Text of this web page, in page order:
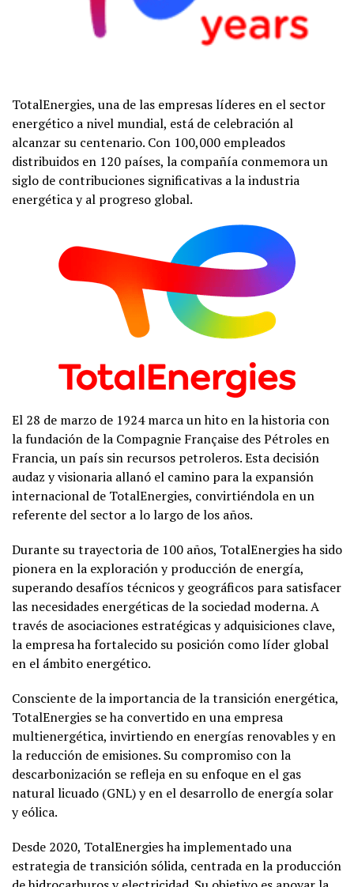
TotalEnergies, una de las empresas líderes en el sector
energético a nivel mundial, está de celebración al
alcanzar su centenario. Con 100,000 empleados
distribuidos en 120 países, la compañía conmemora un
siglo de contribuciones significativas a la industria
energética y al progreso global.
El 28 de marzo de 1924 marca un hito en la historia con
la fundación de la Compagnie Française des Pétroles en
Francia, un país sin recursos petroleros. Esta decisión
audaz y visionaria allanó el camino para la expansión
internacional de TotalEnergies, convirtiéndola en un
referente del sector a lo largo de los años.
Durante su trayectoria de 100 años, TotalEnergies ha sido
pionera en la exploración y producción de energía,
superando desafíos técnicos y geográficos para satisfacer
las necesidades energéticas de la sociedad moderna. A
través de asociaciones estratégicas y adquisiciones clave,
la empresa ha fortalecido su posición como líder global
en el ámbito energético.
Consciente de la importancia de la transición energética,
TotalEnergies se ha convertido en una empresa
multienergética, invirtiendo en energías renovables y en
la reducción de emisiones. Su compromiso con la
descarbonización se refleja en su enfoque en el gas
natural licuado (GNL) y en el desarrollo de energía solar
y eólica.
Desde 2020, TotalEnergies ha implementado una
estrategia de transición sólida, centrada en la producción